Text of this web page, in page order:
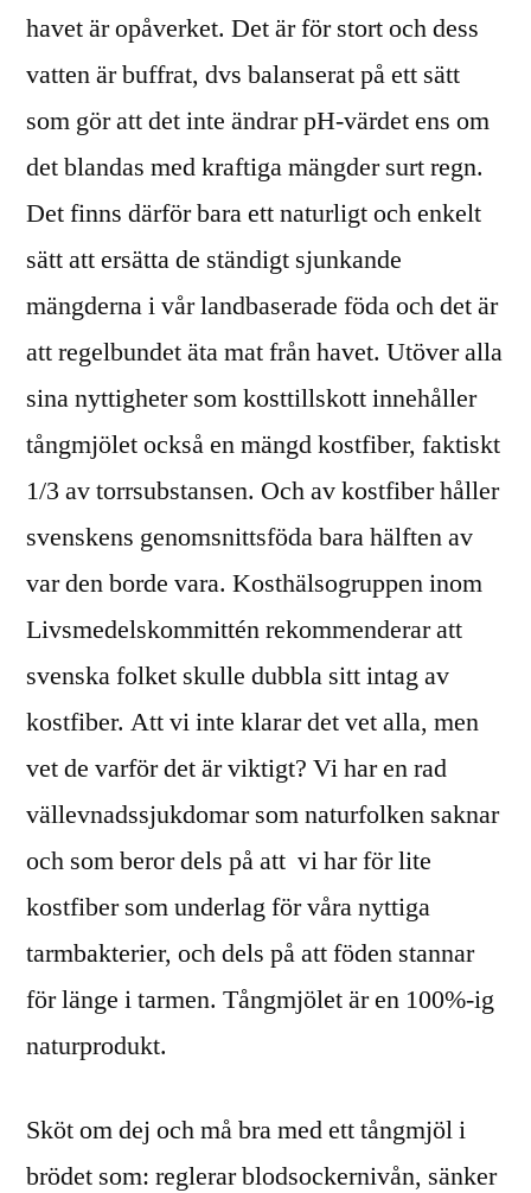
havet är opåverket. Det är för stort och dess
vatten är buffrat, dvs balanserat på ett sätt
som gör att det inte ändrar pH-värdet ens om
det blandas med kraftiga mängder surt regn.
Det finns därför bara ett naturligt och enkelt
sätt att ersätta de ständigt sjunkande
mängderna i vår landbaserade föda och det är
att regelbundet äta mat från havet. Utöver alla
sina nyttigheter som kosttillskott innehåller
tångmjölet också en mängd kostfiber, faktiskt
1/3 av torrsubstansen. Och av kostfiber håller
svenskens genomsnittsföda bara hälften av
var den borde vara. Kosthälsogruppen inom
Livsmedelskommittén rekommenderar att
svenska folket skulle dubbla sitt intag av
kostfiber. Att vi inte klarar det vet alla, men
vet de varför det är viktigt? Vi har en rad
vällevnadssjukdomar som naturfolken saknar
och som beror dels på att vi har för lite
kostfiber som underlag för våra nyttiga
tarmbakterier, och dels på att föden stannar
för länge i tarmen. Tångmjölet är en 100%-ig
naturprodukt.
Sköt om dej och må bra med ett tångmjöl i
brödet som: reglerar blodsockernivån, sänker